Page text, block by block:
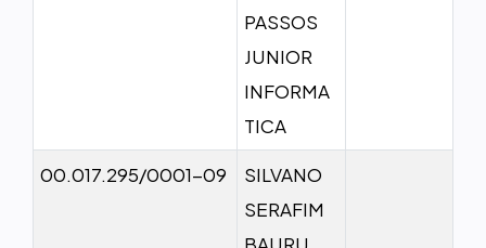
PASSOS
JUNIOR
INFORMA
TICA
00.017.295/0001-09
SILVANO
SERAFIM